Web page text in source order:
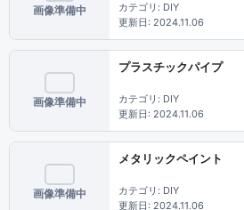
画像準備中
カテゴリ: DIY
更新日: 2024.11.06
画像準備中
プラスチックパイプ
カテゴリ: DIY
更新日: 2024.11.06
画像準備中
メタリックペイント
カテゴリ: DIY
更新日: 2024.11.06